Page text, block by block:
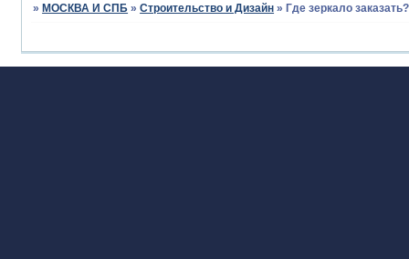
»МОСКВА И СПБ »Строительство и Дизайн »Где зеркало заказать?